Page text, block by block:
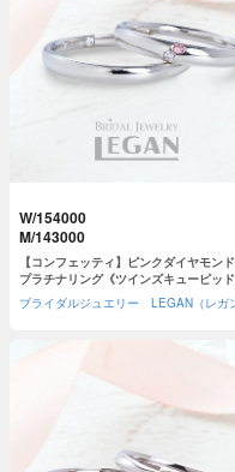
W/154000
M/143000
【コンフェッティ】ピンクダイヤモン
プラチナリング《ツインズキューピッド
ブライダルジュエリー LEGAN（レガ